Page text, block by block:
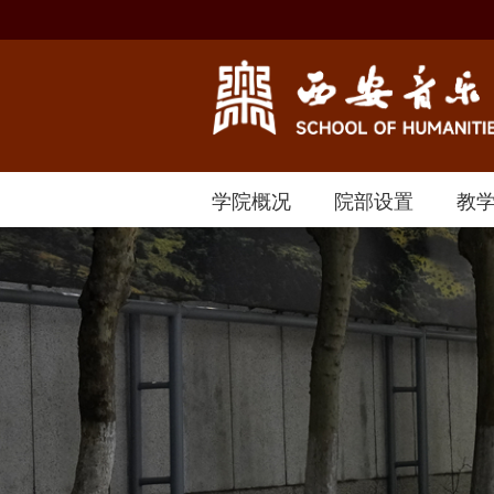
学院概况 院部设置 教